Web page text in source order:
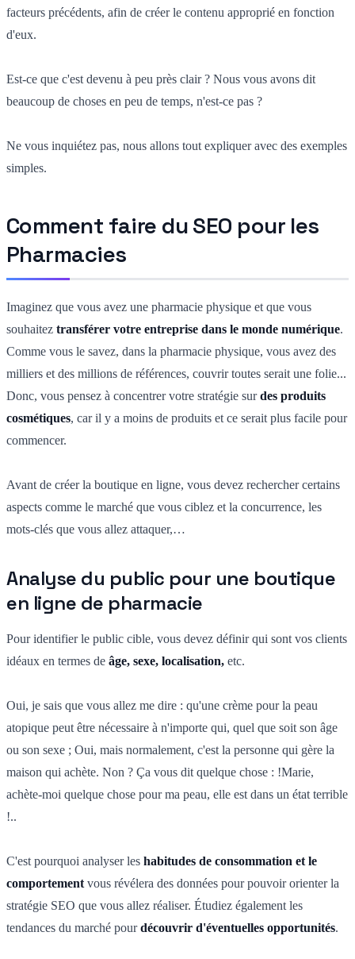
facteurs précédents, afin de créer le contenu approprié en fonction
d'eux.
Est-ce que c'est devenu à peu près clair ? Nous vous avons dit
beaucoup de choses en peu de temps, n'est-ce pas ?
Ne vous inquiétez pas, nous allons tout expliquer avec des exemples
simples.
Comment faire du SEO pour les
Pharmacies
Imaginez que vous avez une pharmacie physique et que vous
souhaitez transférer votre entreprise dans le monde numérique.
Comme vous le savez, dans la pharmacie physique, vous avez des
milliers et des millions de références, couvrir toutes serait une folie...
Donc, vous pensez à concentrer votre stratégie surdes produits
cosmétiques, car il y a moins de produits et ce serait plus facile pour
commencer.
Avant de créer la boutique en ligne, vous devez rechercher certains
aspects comme le marché que vous ciblez et la concurrence, les
mots-clés que vous allez attaquer,…
Analyse du public pour une boutique
en ligne de pharmacie
Pour identifier le public cible, vous devez définir qui sont vos clients
idéaux en termes de âge, sexe, localisation, etc.
Oui, je sais que vous allez me dire : qu'une crème pour la peau
atopique peut être nécessaire à n'importe qui, quel que soit son âge
ou son sexe ; Oui, mais normalement, c'est la personne qui gère la
maison qui achète. Non ? Ça vous dit quelque chose : !Marie,
achète-moi quelque chose pour ma peau, elle est dans un état terrible
!..
C'est pourquoi analyser les habitudes de consommation et le
comportement vous révélera des données pour pouvoir orienter la
stratégie SEO que vous allez réaliser. Étudiez également les
tendances du marché pourdécouvrir d'éventuelles opportunités.